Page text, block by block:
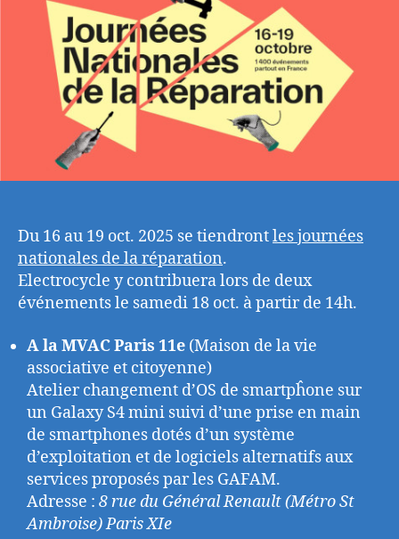
Du 16 au 19 oct. 2025 se tiendrontles journées
nationales de la réparation.
Electrocycle y contribuera lors de deux
événements le samedi 18 oct. à partir de 14h.
A la MVAC Paris 11e (Maison de la vie
associative et citoyenne)
Atelier changement d’OS de smartpĥone sur
un Galaxy S4 mini suivi d’une prise en main
de smartphones dotés d’un système
d’exploitation et de logiciels alternatifs aux
services proposés par les GAFAM.
Adresse : 8 rue du Général Renault (Métro St
Ambroise) Paris XIe